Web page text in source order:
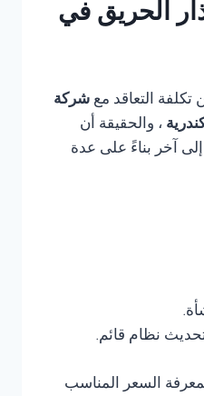
الحريق في
تكلفة التعاقد مع شركة
، والحقيقة أن
آخر بناءً على عدة
نظام قائم.
السعر المناسب